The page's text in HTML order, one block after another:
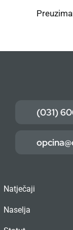
(031)
Natječaji
Naselja